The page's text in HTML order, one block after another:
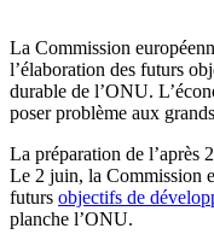
La Commission
l’élaboration des futurs
durable de l’ONU.
poser problème aux
La préparation de l’après
Le 2 juin, la Commission
futurs objectifs de
planche l’ONU.